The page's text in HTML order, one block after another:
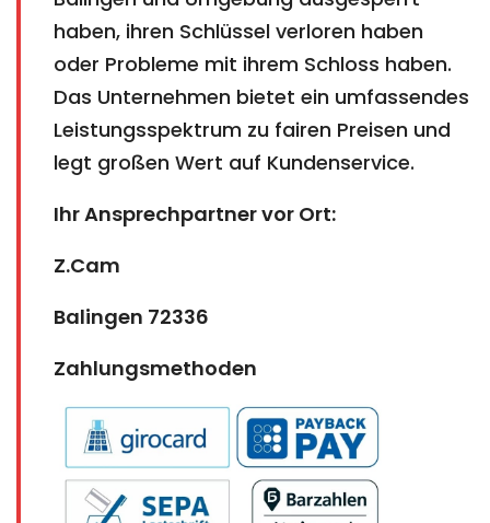
haben, ihren Schlüssel verloren haben
oder Probleme mit ihrem Schloss haben.
Das Unternehmen bietet ein umfassendes
Leistungsspektrum zu fairen Preisen und
legt großen Wert auf Kundenservice.
Ihr Ansprechpartner vor Ort:
Z.Cam
Balingen 72336
Zahlungsmethoden